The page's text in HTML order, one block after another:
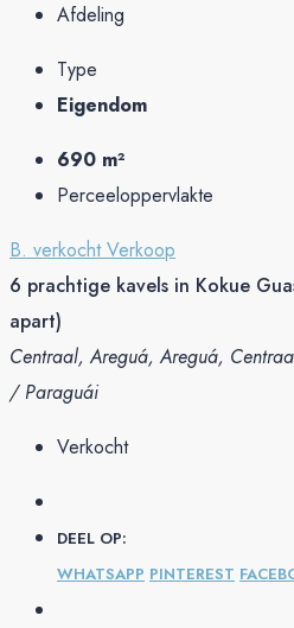
Afdeling
Type
Eigendom
690 m²
Perceeloppervlakte
B. verkochtVerkoop
6 prachtige kavels in Kokue
apart)
Centraal, Areguá, Areguá,
/ Paraguái
Verkocht
DEEL OP:
WHATSAPP PINTEREST